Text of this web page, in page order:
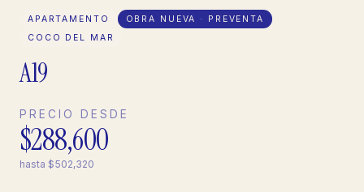
APARTAMENTO
OBRA NUEVA · PREVENTA
COCO DEL MAR
A19
PRECIO DESDE
$288,600
hasta $502,320